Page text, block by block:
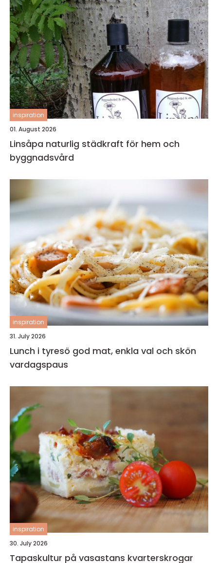
inspiration
01. August 2026
Linsåpa naturlig städkraft för hem och
byggnadsvård
inspiration
31. July 2026
Lunch i tyresö god mat, enkla val och skön
vardagspaus
inspiration
30. July 2026
Tapaskultur på vasastans kvarterskrogar